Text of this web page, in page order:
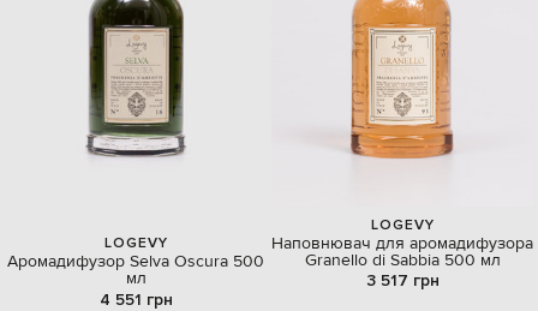
LOGEVY
Аромадифузор Selva Oscura 500
мл
4 551 грн
LOGEVY
Наповнювач для аромадифузора
Granello di Sabbia 500 мл
3 517 грн